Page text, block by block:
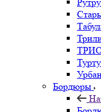
Бордюры